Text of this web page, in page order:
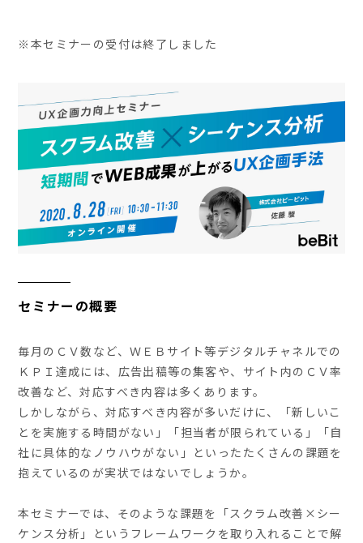
※本セミナーの受付は終了しました
セミナーの概要
毎月のＣＶ数など、ＷＥＢサイト等デジタルチャネルでの
ＫＰＩ達成には、広告出稿等の集客や、サイト内のＣＶ率
改善など、対応すべき内容は多くあります。
しかしながら、対応すべき内容が多いだけに、「新しいこ
とを実施する時間がない」「担当者が限られている」「自
社に具体的なノウハウがない」といったたくさんの課題を
抱えているのが実状ではないでしょうか。
本セミナーでは、そのような課題を「スクラム改善×シー
ケンス分析」というフレームワークを取り入れることで解